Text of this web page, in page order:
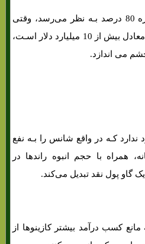
بـه همان اندازه کـه این شماره 80 درصد بـه نظر می‌رسد، وقتی
تشخیص می‌دهید کـه این رقم معادل بیش از 10 میلیارد دلار اسـت،
می اندازد.
ندارد کـه در واقع شانس را بـه نفع
همراه با حجم انبوه راندها در
گاو پول نقد تبدیل می‌کند.
کسب درآمد بیشتر کازینوها از